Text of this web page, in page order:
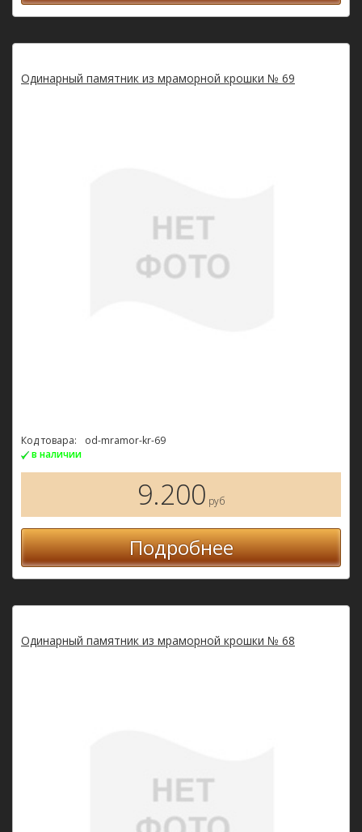
Одинарный памятник из мраморной крошки № 69
Код товара:
od-mramor-kr-69
в наличии
9.200 руб
Подробнее
Одинарный памятник из мраморной крошки № 68